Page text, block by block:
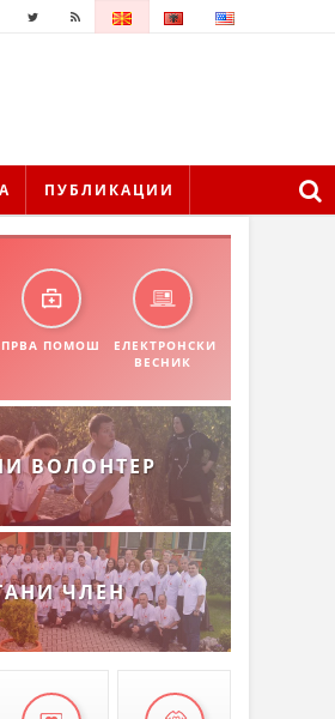
ПУБЛИКАЦИИ
ПРВА ПОМОШ
ЕЛЕКТРОНСКИ
ВЕСНИК
ВОЛОНТЕР
ЧЛЕН